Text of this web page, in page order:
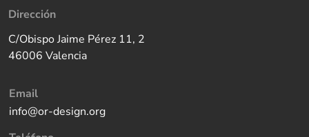
Dirección
C/Obispo Jaime Pérez 11, 2
46006 Valencia
Email
info@or-design.org